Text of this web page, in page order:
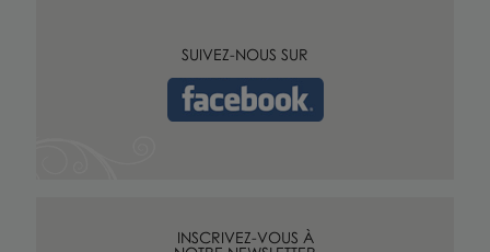
SUIVEZ-NOUS SUR
INSCRIVEZ-VOUS À